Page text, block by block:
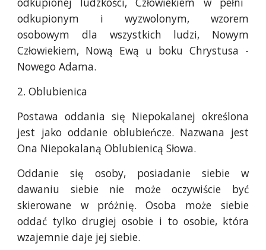
odkupionym i wyzwolonym, wzorem
osobowym dla wszystkich ludzi, Nowym
Człowiekiem, Nową Ewą u boku Chrystusa -
Nowego Adama.
2. Oblubienica
Postawa oddania się Niepokalanej określona
jest jako oddanie oblubieńcze. Nazwana jest
Ona Niepokalaną Oblubienicą Słowa.
Oddanie się osoby, posiadanie siebie w
dawaniu siebie nie może oczywiście być
skierowane w próżnię. Osoba może siebie
oddać tylko drugiej osobie i to osobie, która
wzajemnie daje jej siebie.